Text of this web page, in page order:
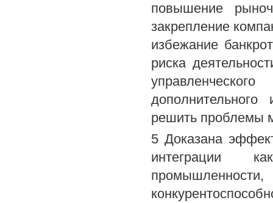
повышение
закрепление
избежание
риска
решить проблемы
5 Доказана
интеграции